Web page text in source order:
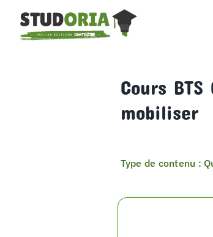
contenu
Cours
mobiliser
Type de contenu :